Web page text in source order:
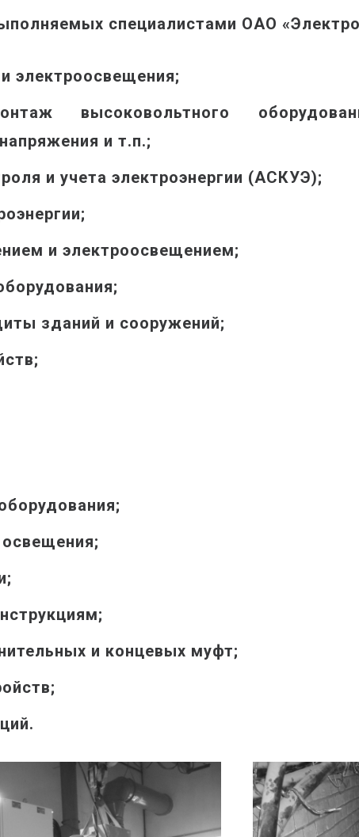
специалистами ОАО
электроосвещения;
высоковольтного
и т.п.;
и учета электроэнергии (АСКУЭ);
и электроосвещением;
зданий и сооружений;
и концевых муфт;